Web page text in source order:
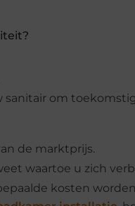
om
de marktprijs.
waartoe u zich
kosten